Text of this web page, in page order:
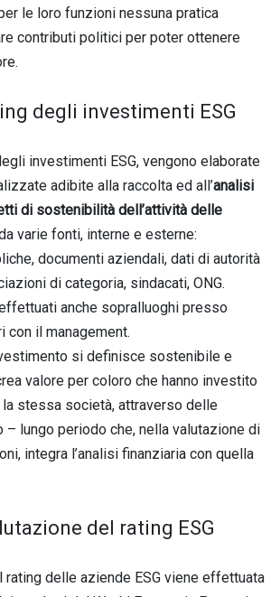
le loro funzioni nessuna pratica
contributi politici per poter ottenere
degli investimenti ESG
investimenti ESG, vengono elaborate
adibite alla raccolta ed all’analisi
di sostenibilità dell’attività delle
varie fonti, interne e esterne:
documenti aziendali, dati di autorità
di categoria, sindacati, ONG.
anche sopralluoghi presso
con il management.
si definisce sostenibile e
valore per coloro che hanno investito
la stessa società, attraverso delle
– lungo periodo che, nella valutazione di
integra l’analisi finanziaria con quella
del rating ESG
rating delle aziende ESG viene effettuata